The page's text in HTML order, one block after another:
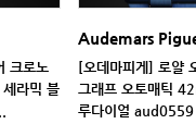
Audemars
루다이얼 aud0559